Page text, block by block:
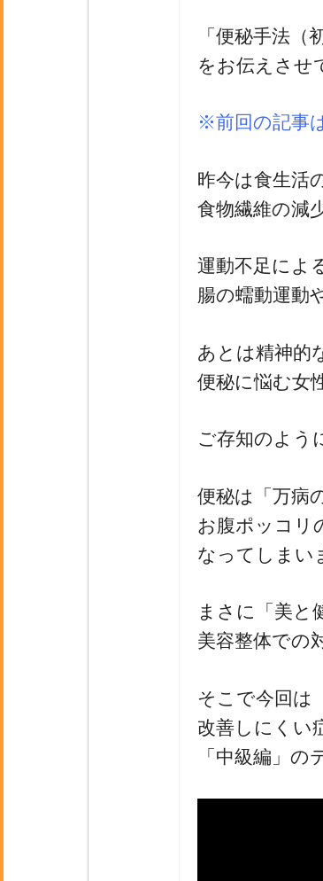
「便秘手法（
をお伝えさせ
※前回の記事
昨今は食生活
食物繊維の減
運動不足によ
腸の蠕動運動
あとは精神的
便秘に悩む女
ご存知のよう
便秘は「万病
お腹ポッコリ
なってしまい
まさに「美と
美容整体での
そこで今回は
改善しにくい
「中級編」の